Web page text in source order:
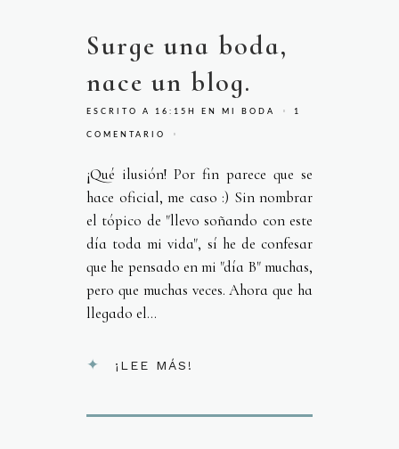
Surge una boda,
nace un blog.
ESCRITO A 16:15H EN MI BODA 1
COMENTARIO
¡Qué ilusión! Por fin parece que se
hace oficial, me caso :) Sin nombrar
el tópico de "llevo soñando con este
día toda mi vida", sí he de confesar
que he pensado en mi "día B" muchas,
pero que muchas veces. Ahora que ha
llegado el...
¡LEE MÁS!